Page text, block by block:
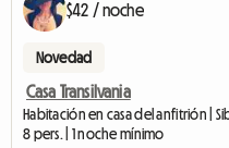
$42 / noche
Novedad
Casa Transilvania
Habitación en casa del anfitrión |
8 pers. | 1 noche mínimo